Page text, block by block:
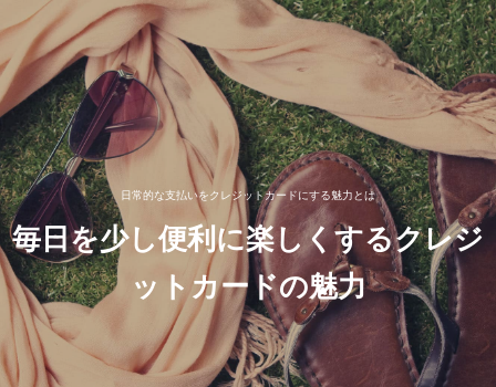
日常的な支払いをクレジットカードにする魅力とは
毎日を少し便利に楽しくするクレジ
ットカードの魅力